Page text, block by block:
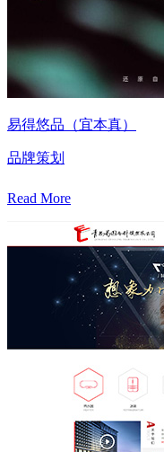
易得悠品（宜本真）
品牌策划
Read More